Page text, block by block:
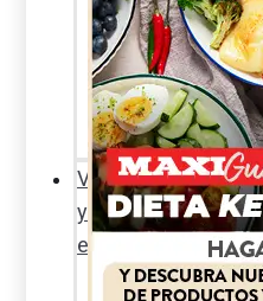
En
la
percha
Vida
y
estilo
Productos